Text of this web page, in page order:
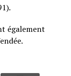
également